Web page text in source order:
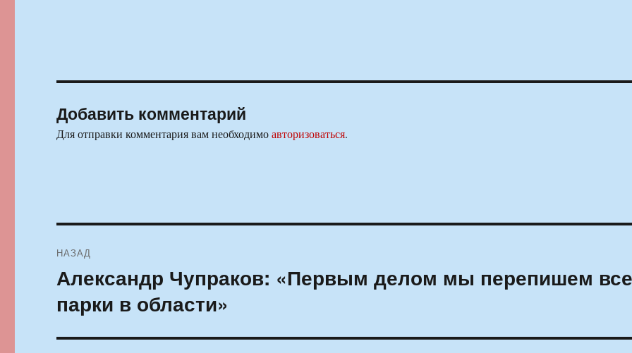
Добавить комментарий
Для отправки комментария вам необходимоавторизоваться.
по
записям
НАЗАД
Предыдущая
Александр Чупраков: «Первым делом мы перепишем
парки в области»